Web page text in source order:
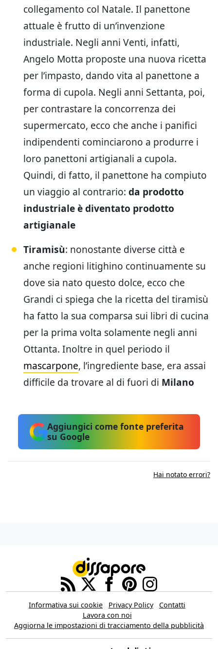
collegamento col Natale. Il panettone
attuale è frutto di un’invenzione
industriale. Negli anni Venti, infatti,
Angelo Motta proposte una nuova ricetta
per l’impasto, dando vita al panettone a
forma di cupola. Negli anni Settanta, poi,
per contrastare la concorrenza dei
supermercato, ecco che anche i panifici
indipendenti cominciarono a produrre i
loro panettoni artigianali a cupola.
Quindi, di fatto, il panettone ha compiuto
un viaggio al contrario: da prodotto
industriale è diventato prodotto
artigianale
Tiramisù: nonostante diverse città e
anche regioni litighino continuamente su
dove sia nato questo dolce, ecco che
Grandi ci spiega che la ricetta del tiramisù
ha fatto la sua comparsa sui libri di cucina
per la prima volta solamente negli anni
Ottanta. Inoltre in quel periodo il
mascarpone, l’ingrediente base, era assai
difficile da trovare al di fuori di Milano
Aggiungici come fonte preferita
su Google
Hai notato errori?
Informativa sui cookie Privacy Policy
Contatti
Lavora con noi
Aggiorna le impostazioni di tracciamento della pubblicità